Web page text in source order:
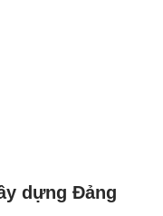
dựng Đảng